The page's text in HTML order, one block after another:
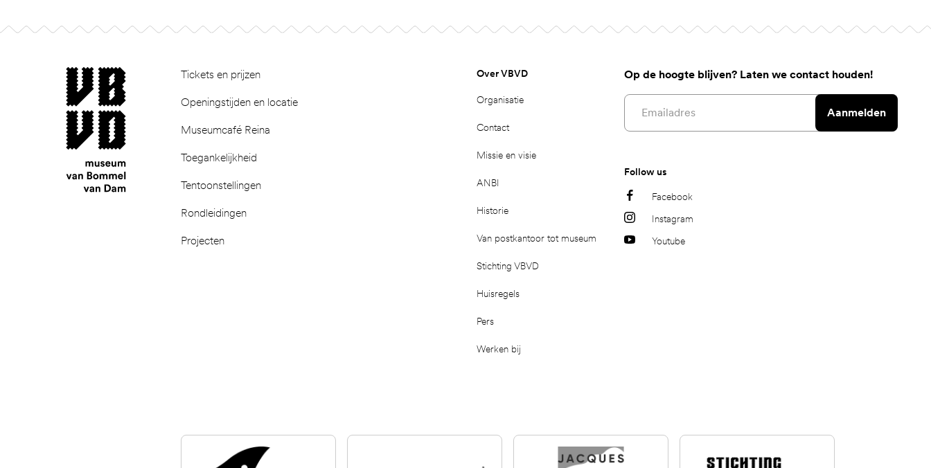
Tickets en prijzen
Openingstijden en locatie
Museumcafé Reina
Toegankelijkheid
Tentoonstellingen
Rondleidingen
Projecten
museum van Bommel van Dam Over VBVD
Organisatie
Contact
Missie en visie
ANBI
Historie
Van postkantoor tot museum
Stichting VBVD
Huisregels
Pers
Werken bij
Op de hoogte blijven? Laten we contact houden!
Email address
Aanmelden
Follow us
Facebook
Instagram
Youtube